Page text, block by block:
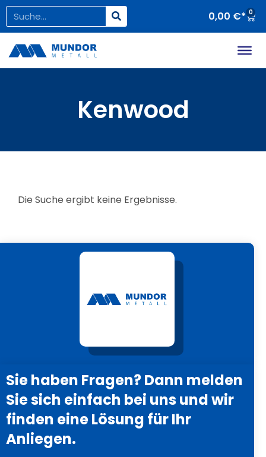
0,00 € 0
Kenwood
Die Suche ergibt keine Ergebnisse.
Sie haben Fragen? Dann melden
Sie sich einfach bei uns und wir
finden eine Lösung für Ihr
Anliegen.